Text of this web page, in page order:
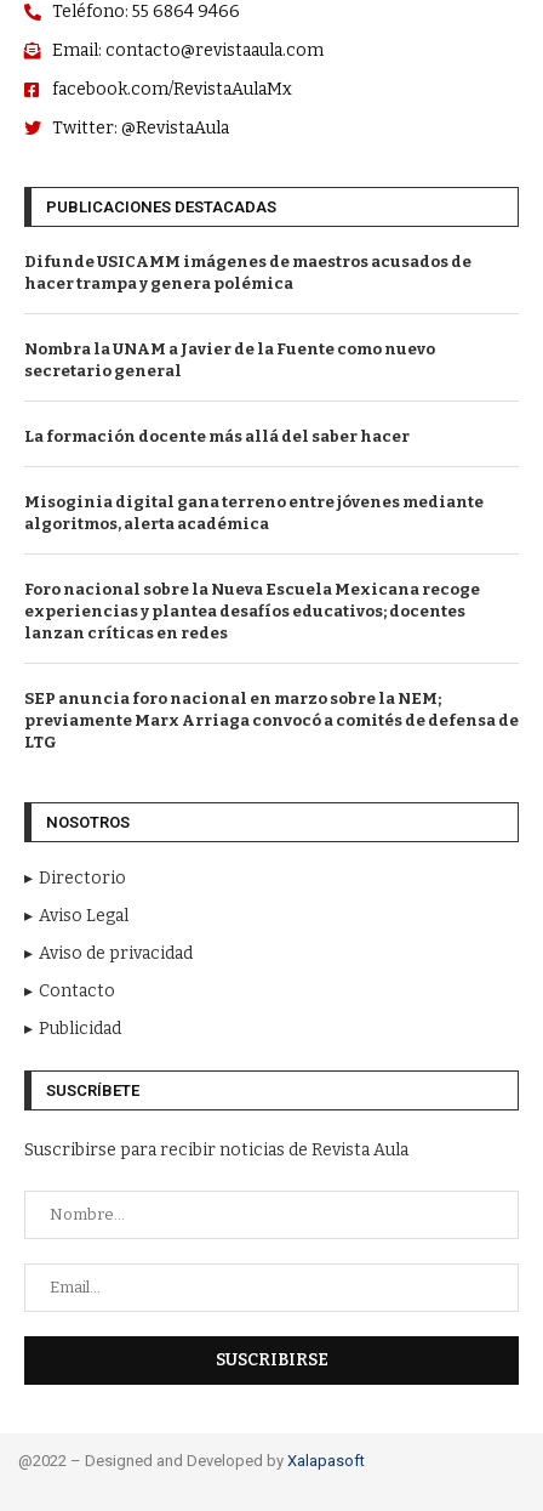
Teléfono: 55 6864 9466
Email: contacto@revistaaula.com
facebook.com/RevistaAulaMx
Twitter: @RevistaAula
PUBLICACIONES DESTACADAS
Difunde USICAMM imágenes de maestros acusados de
hacer trampa y genera polémica
Nombra la UNAM a Javier de la Fuente como nuevo
secretario general
La formación docente más allá del saber hacer
Misoginia digital gana terreno entre jóvenes mediante
algoritmos, alerta académica
Foro nacional sobre la Nueva Escuela Mexicana recoge
experiencias y plantea desafíos educativos; docentes
lanzan críticas en redes
SEP anuncia foro nacional en marzo sobre la NEM;
previamente Marx Arriaga convocó a comités de defensa de
LTG
NOSOTROS
Directorio
Aviso Legal
Aviso de privacidad
Contacto
Publicidad
SUSCRÍBETE
Suscribirse para recibir noticias de Revista Aula
@2022 – Designed and Developed by Xalapasoft